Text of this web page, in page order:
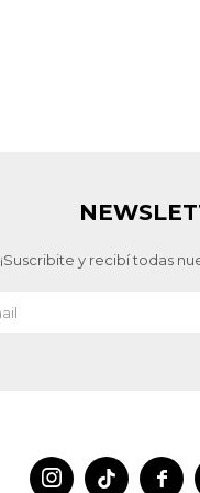


¡Suscribite y recibí todas